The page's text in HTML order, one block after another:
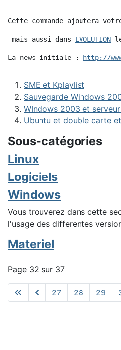
Cette commande ajoutera
mais aussi dans EVOLUTION
La news initiale : http://
SME et Kplaylist
Sauvegarde Windows
WIndows 2003 et
Ubuntu et double carte
Sous-catégories
Linux
Logiciels
Windows
Vous trouverez dans cette
l'usage des differentes
Materiel
Page 32 sur 37
27 28 29